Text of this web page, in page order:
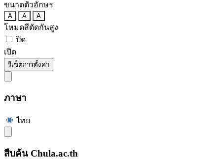
ขนาดตัวอักษร
A A A
โหมดสีตัดกันสูง
ปิด
เปิด
รีเซ็ตการตั้งค่า
ภาษา
ไทย
สืบค้น Chula.ac.th